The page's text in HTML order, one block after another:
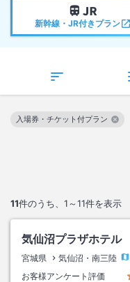
新幹線・JR付きプラン
11件のうち、 1～11件を表示
入場券・チケット付プラン
この絞り込み条件を解除
気仙沼プラザホテル
宮城県 気仙沼・南三陸
お客様アンケート評価